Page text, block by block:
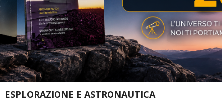
ESPLORAZIONE E ASTRONAUTICA